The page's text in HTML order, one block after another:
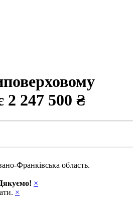
2 247 500 ₴
Франківська область.
×
×